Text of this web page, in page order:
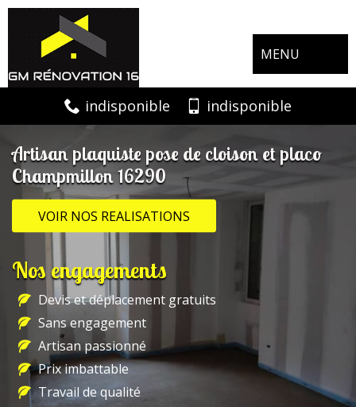
MENU
indisponible indisponible
Artisan plaquiste pose de cloison et placo
Champmillon 16290
VOIR NOS REALISATIONS
Nos engagements
Devis et déplacement gratuits
Sans engagement
Artisan passionné
Prix imbattable
Travail de qualité